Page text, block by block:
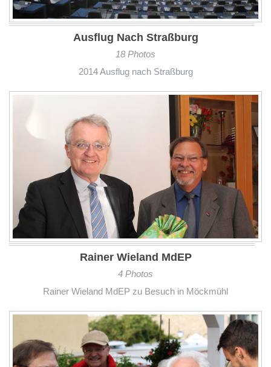
Ausflug Nach Straßburg
18 Photos
2014 Ausflug nach Straßburg
Rainer Wieland MdEP
4 Photos
Rainer Wieland MdEP zu Besuch in Möckmühl